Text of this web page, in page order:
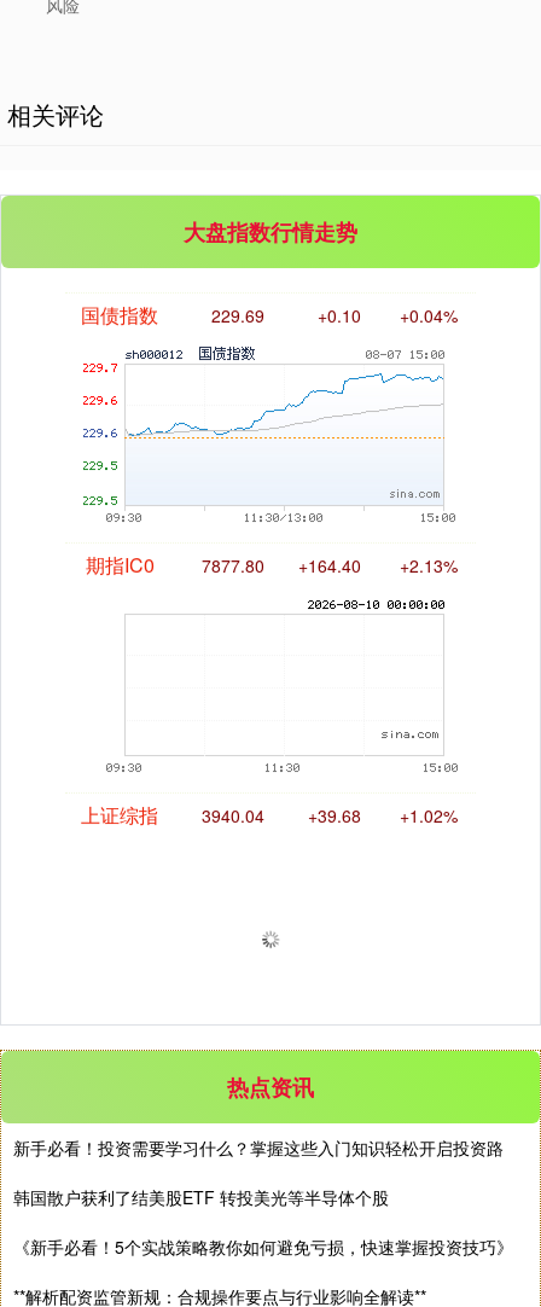
风险
相关评论
大盘指数行情走势
基金指数
国债指数 +0.10 +0.04%
期指IC0
深证成指 14311.01 +200.89 +1.42%
热点资讯
新手必看！投资需要学习什么？掌握这些入门知识轻松开启投资路
韩国散户获利了结美股ETF 转投美光等半导体个股
《新手必看！5个实战策略教你如何避免亏损，快速掌握投资技巧》
**解析配资监管新规：合规操作要点与行业影响全解读**